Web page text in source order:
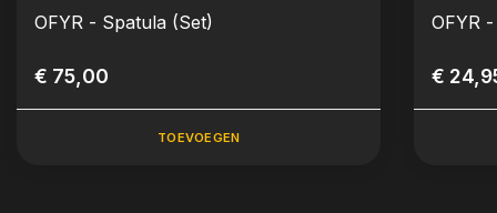
OFYR - Spatula (Set)
€ 75,00
TOEVOEGEN
OFYR
€